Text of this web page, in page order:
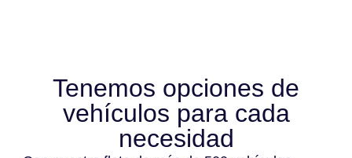
Tenemos opciones de
vehículos para cada
necesidad